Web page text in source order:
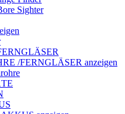
Sighter
/FERNGLÄSER anzeigen